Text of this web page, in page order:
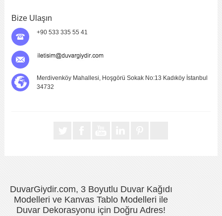
Bize Ulaşın
+90 533 335 55 41
Merdivenköy Mahallesi, Hoşgörü Sokak No:13 Kadıköy İstanbul
34732
DuvarGiydir.com, 3 Boyutlu Duvar Kağıdı
Modelleri ve Kanvas Tablo Modelleri ile
Duvar Dekorasyonu için Doğru Adres!